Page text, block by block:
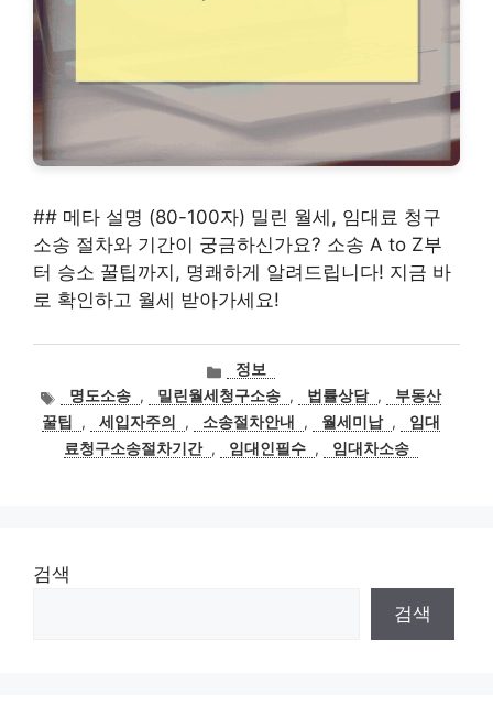
## 메타 설명 (80-100자) 밀린 월세, 임대료 청구
소송 절차와 기간이 궁금하신가요? 소송 A to Z부
터 승소 꿀팁까지, 명쾌하게 알려드립니다! 지금 바
로 확인하고 월세 받아가세요!
카
테
고
리
정보
태
그
명도소송 , 밀린월세청구소송 , 법률상담 ,
부동산
꿀팁
, 세입자주의 , 소송절차안내 , 월세미납 ,
임대
료청구소송절차기간 , 임대인필수 , 임대차소송
검색
검색